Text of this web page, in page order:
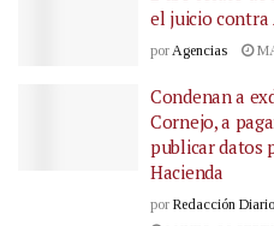
el juicio contra
por Agencias
Condenan a
Cornejo, a
publicar datos
Hacienda
por Redacción